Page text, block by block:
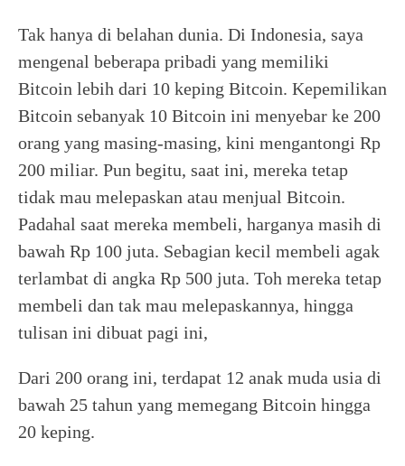
Tak hanya di belahan dunia. Di Indonesia, saya
mengenal beberapa pribadi yang memiliki
Bitcoin lebih dari 10 keping Bitcoin. Kepemilikan
Bitcoin sebanyak 10 Bitcoin ini menyebar ke 200
orang yang masing-masing, kini mengantongi Rp
200 miliar. Pun begitu, saat ini, mereka tetap
tidak mau melepaskan atau menjual Bitcoin.
Padahal saat mereka membeli, harganya masih di
bawah Rp 100 juta. Sebagian kecil membeli agak
terlambat di angka Rp 500 juta. Toh mereka tetap
membeli dan tak mau melepaskannya, hingga
tulisan ini dibuat pagi ini,
Dari 200 orang ini, terdapat 12 anak muda usia di
bawah 25 tahun yang memegang Bitcoin hingga
20 keping.